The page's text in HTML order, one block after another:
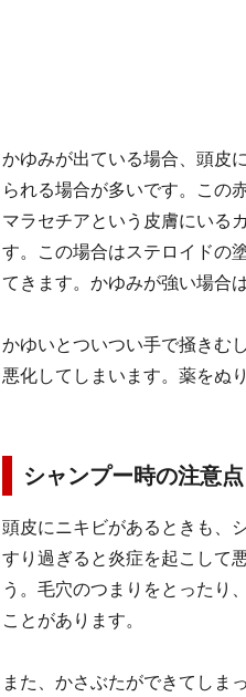
かゆみが出ている場合、頭皮
られる場合が多いです。この
マラセチアという皮膚にいる
す。この場合はステロイドの
てきます。かゆみが強い場合
かゆいとついつい手で掻きむ
悪化してしまいます。薬をぬ
シャンプー時の注意
頭皮にニキビがあるときも、
すり過ぎると炎症を起こして
う。毛穴のつまりをとったり
ことがあります。
また、かさぶたができてしま